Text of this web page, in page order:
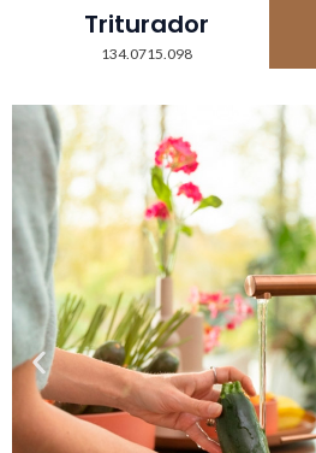
Triturador
134.0715.098